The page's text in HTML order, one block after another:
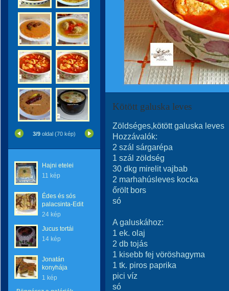
3/9 oldal (70 kép)
Hajni etelei
11 kép
Édes és sós
palacsinta-Edit
24 kép
Jucus tortái
14 kép
Jonatán
konyhája
1 kép
Kötött galuska leves
Zöldséges,kötött galuska leves
Hozzávalók:
2 szál sárgarépa
1 szál zöldség
30 dkg mirelit vajbab
2 marhahúsleves kocka
őrölt bors
só
A galuskához:
1 ek. olaj
2 db tojás
1 kisebb fej vöröshagyma
1 tk. piros paprika
pici víz
só